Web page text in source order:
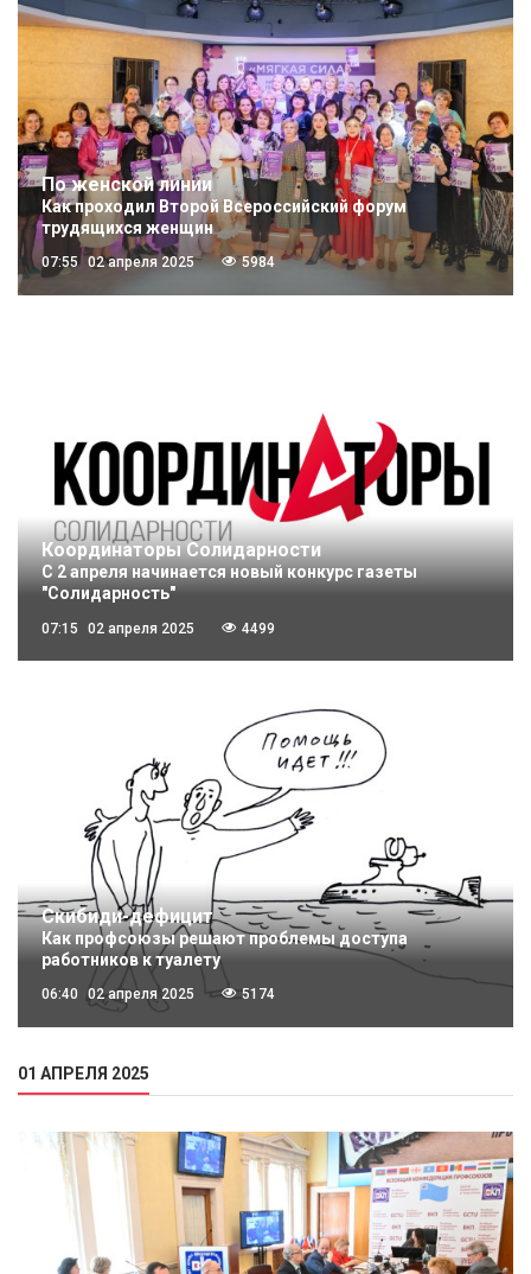
По женской линии
Как проходил Второй Всероссийский форум
трудящихся женщин
07:55 02 апреля 2025 5984
Координаторы Солидарности
С 2 апреля начинается новый конкурс газеты
"Солидарность"
07:15 02 апреля 2025 4499
Скибиди-дефицит
Как профсоюзы решают проблемы доступа
работников к туалету
06:40 02 апреля 2025 5174
01 АПРЕЛЯ 2025